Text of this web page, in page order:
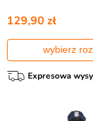
129,90 zł
wybierz
Expresowa